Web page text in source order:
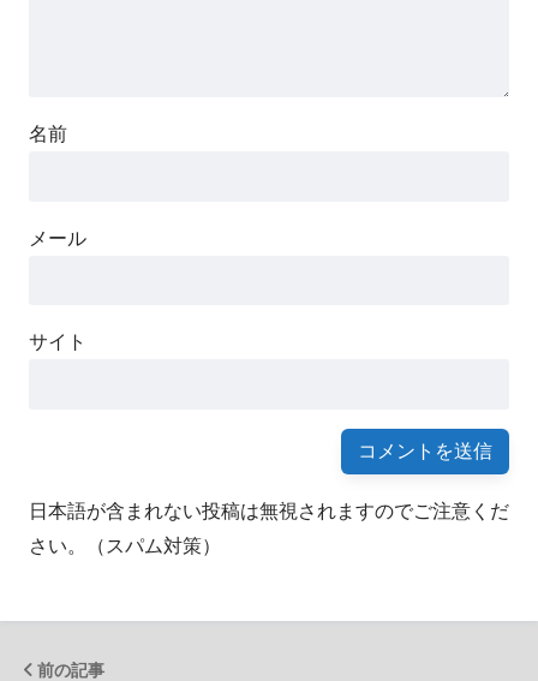
名前
メール
サイト
日本語が含まれない投稿は無視されますのでご注意くだ
さい。（スパム対策）
前の記事